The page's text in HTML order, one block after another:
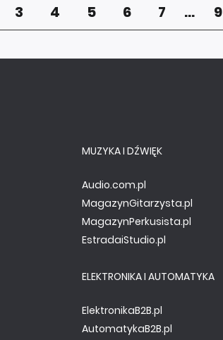
3 4 5 6 7 ... 9
MUZYKA I DŹWIĘK
Audio.com.pl
MagazynGitarzysta.pl
MagazynPerkusista.pl
EstradaiStudio.pl
ELEKTRONIKA I AUTOMATYKA
ElektronikaB2B.pl
AutomatykaB2B.pl